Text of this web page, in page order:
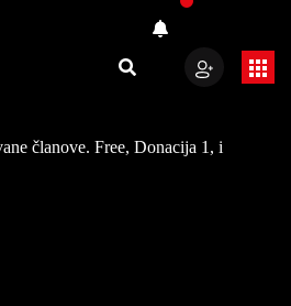
članove. Free, Donacija 1, i